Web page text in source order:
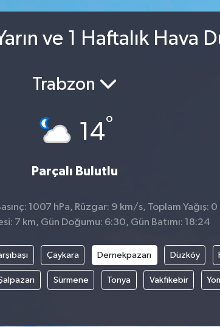
ve 1 Haftalık Hava
Trabzon
14°
Parçalı Bulutlu
1007 hPa, Rüzgar: 9 km/s, Toplam Yağış:
7 km, Gün Doğumu: 6:30, Gün Batımı: 18:24
Çaykara Dernekpazarı Düzköy
Sürmene Tonya Vakfıkebir